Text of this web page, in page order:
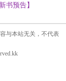
在梦里都做了什
新书预告】
与本站无关，不代表